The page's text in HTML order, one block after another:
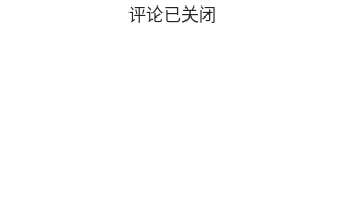
评论已关闭